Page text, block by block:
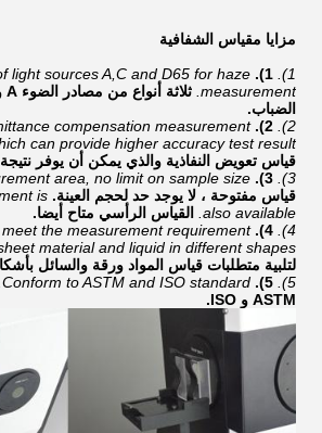
مزايا مقياس الشفافية
1).
1).
light sources A,C and D65 for haze
measurement.
الضباب.
2).
2).
compensation measurement
can provide higher accuracy test result.
قياس تعويض النفاذية والذي يمكن أن يوفر
3).
3).
area, no limit on sample size.
قياس مفتوحة ، لا يوجد حد لحجم العينة. is
also available.
القياس الرأسي متاح أيضا.
4).
4).
the measurement requirement
material and liquid in different shapes.
لتلبية متطلبات قياس المواد ورقة والسائل
5).
5).
Conform to ASTM and ISO standard.
ASTM و ISO.